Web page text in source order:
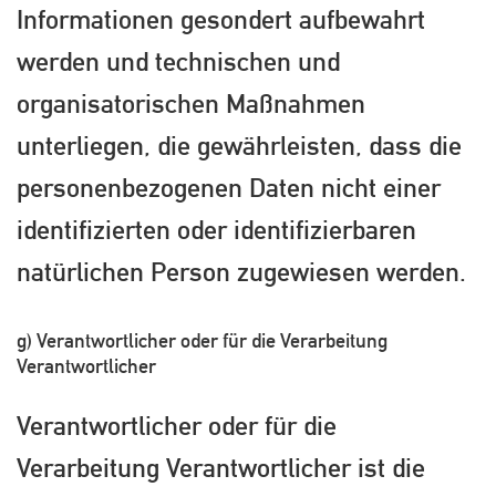
Informationen gesondert aufbewahrt
werden und technischen und
organisatorischen Maßnahmen
unterliegen, die gewährleisten, dass die
personenbezogenen Daten nicht einer
identifizierten oder identifizierbaren
natürlichen Person zugewiesen werden.
g) Verantwortlicher oder für die Verarbeitung
Verantwortlicher
Verantwortlicher oder für die
Verarbeitung Verantwortlicher ist die